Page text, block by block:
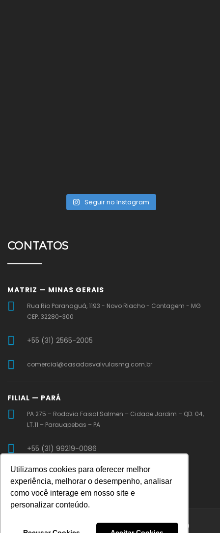
Utilizamos cookies para oferecer melhor
experiência, melhorar o desempenho, analisar
como você interage em nosso site e
personalizar conteúdo.
Seguir no Instagram
CONTATOS
MATRIZ — MINAS GERAIS
Rua Rio Paranaguá, 1193 - Novo Riacho - Contagem - MG
CEP. 32280-300
+55 (31) 2565-2005
comercial@casadasvalvulasmg.com.br
FILIAL — PARÁ
PA 275 – Rodovia Faisal Salmen – Cidade Jardim – QD. 04,
LT.11 – Parauapebas – PA
+55 (31) 99219-0086
vendaspa@casadasvalvulasmg.com.br
Casa das Válvulas © 2026 | 23.361.254/0001-30